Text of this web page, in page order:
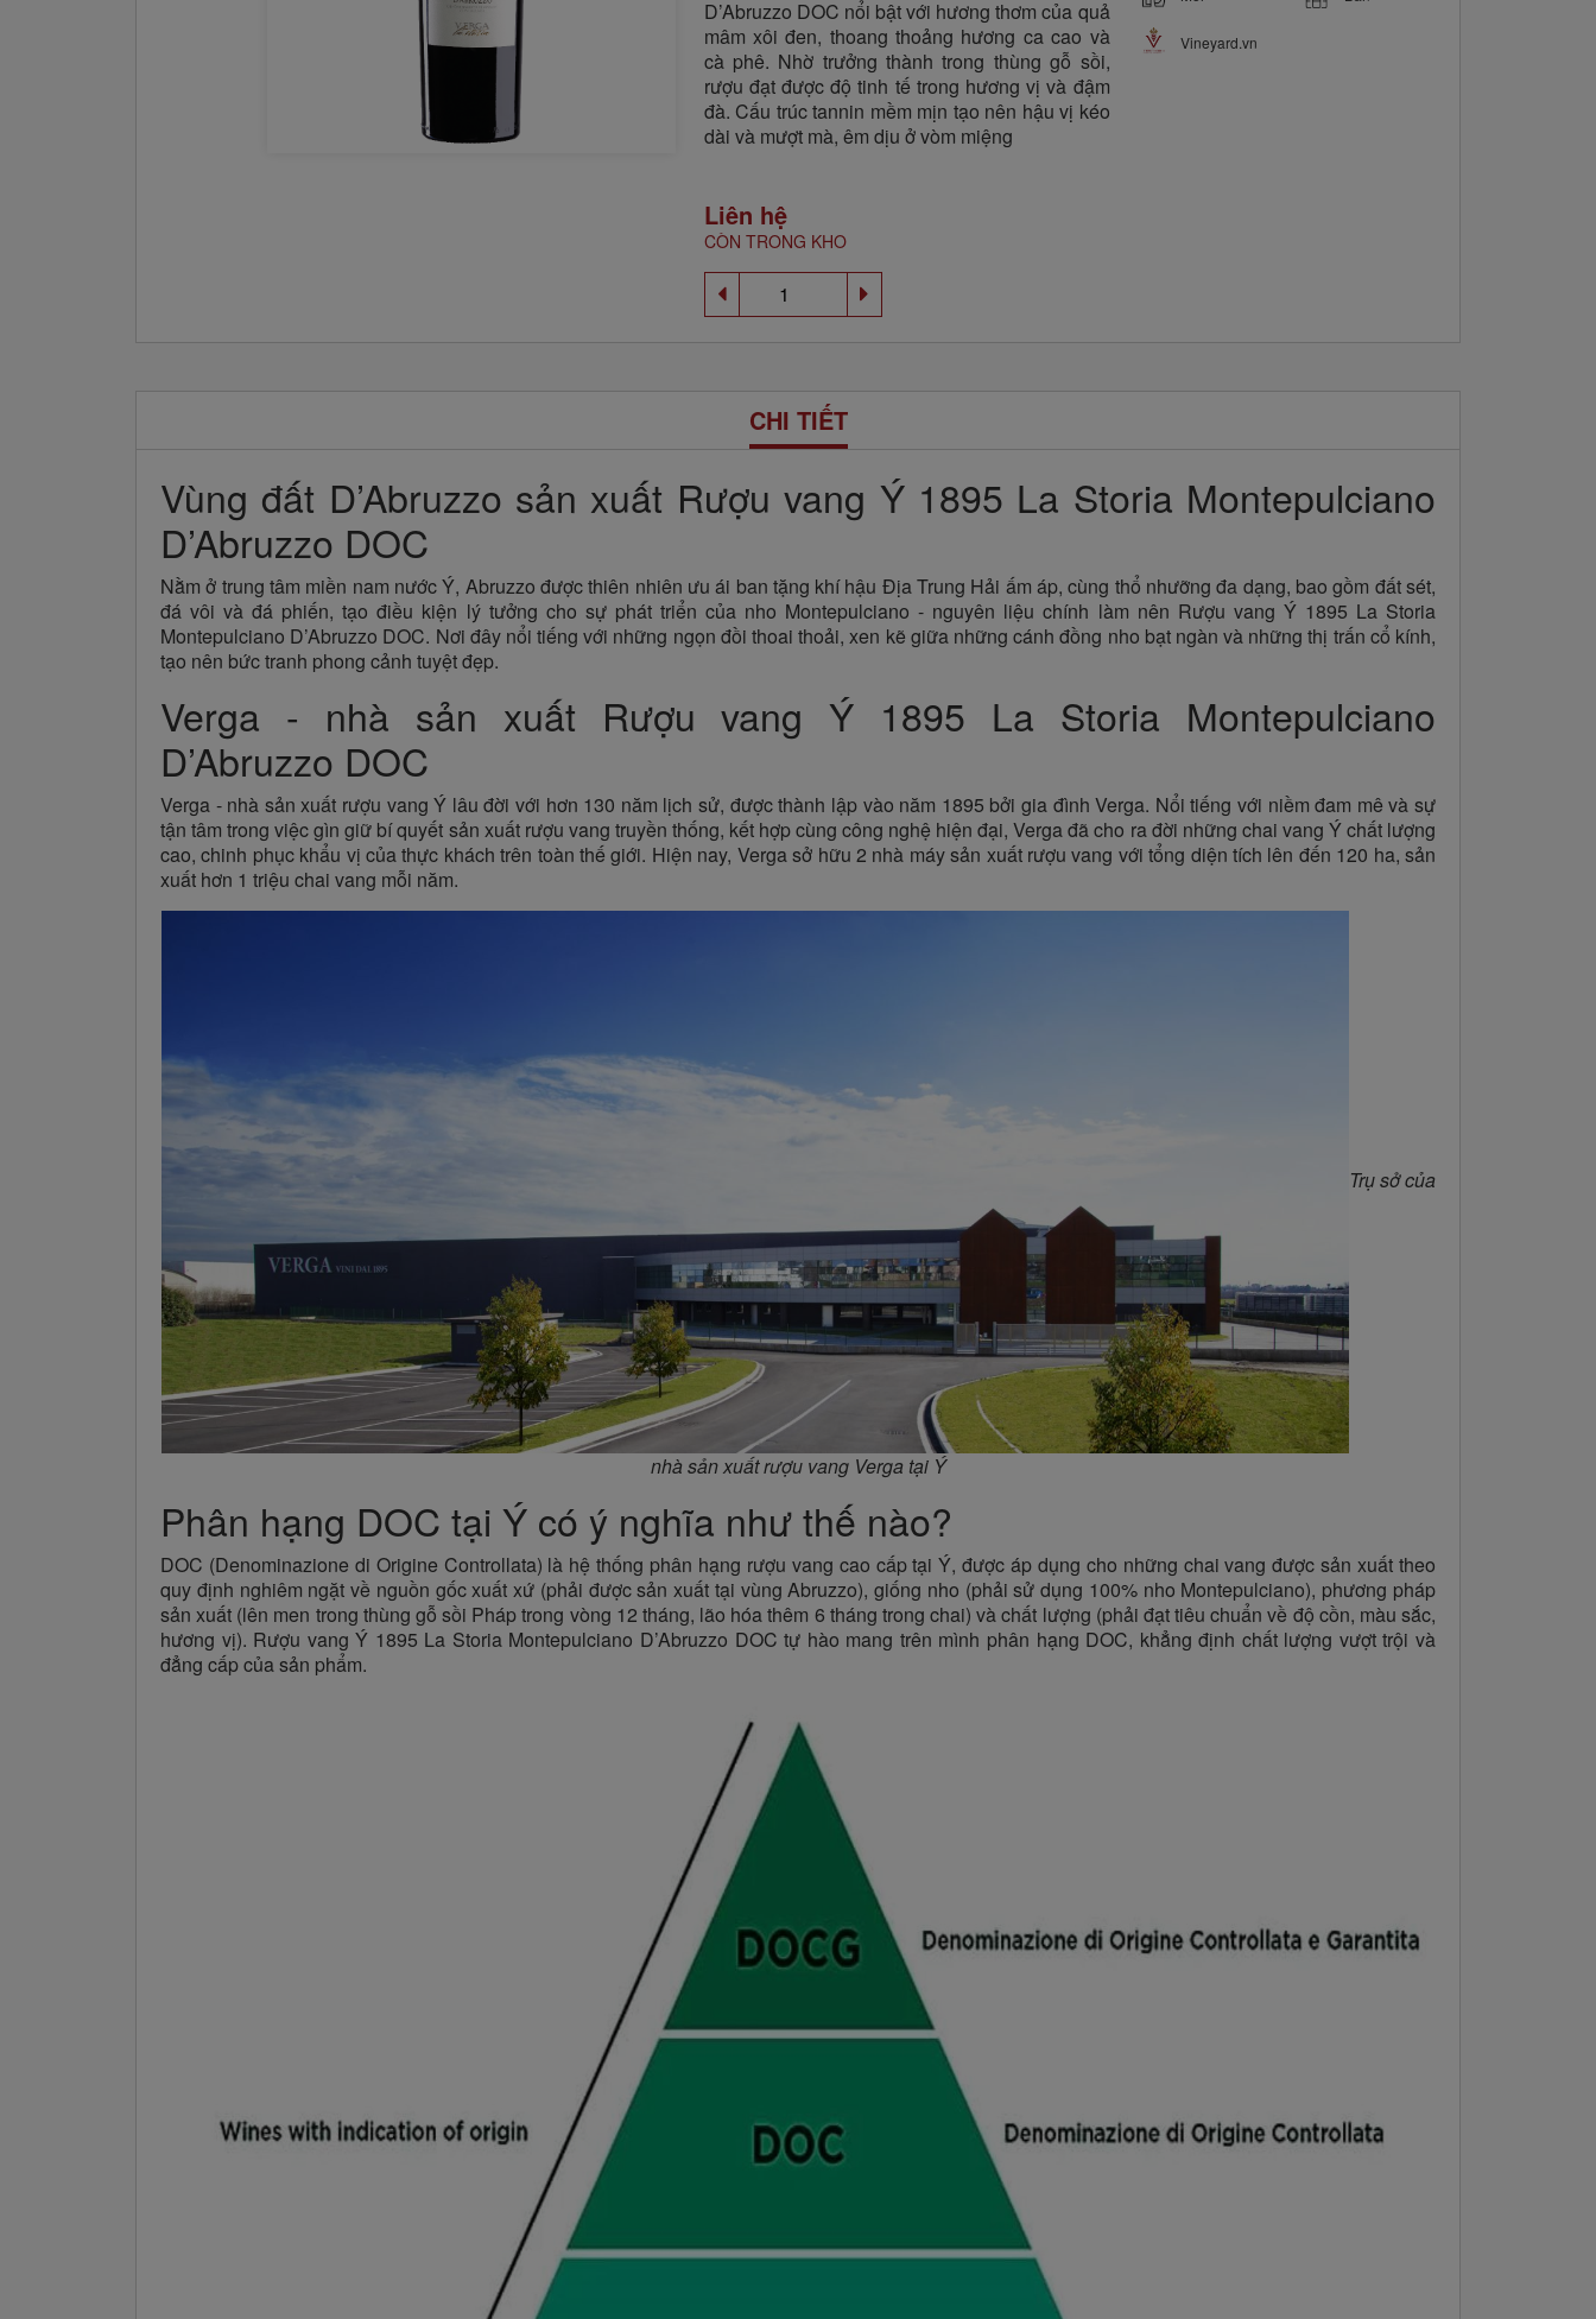
D’Abruzzo DOC nổi bật với hương thơm của quả
mâm xôi đen, thoang thoảng hương ca cao và
cà phê. Nhờ trưởng thành trong thùng gỗ sồi,
rượu đạt được độ tinh tế trong hương vị và đậm
đà. Cấu trúc tannin mềm mịn tạo nên hậu vị kéo
dài và mượt mà, êm dịu ở vòm miệng
Liên hệ
CÒN TRONG KHO
Vineyard.vn
CHI TIẾT
Vùng đất D’Abruzzo sản xuất Rượu vang Ý 1895 La Storia Montepulciano
D’Abruzzo DOC
Nằm ở trung tâm miền nam nước Ý, Abruzzo được thiên nhiên ưu ái ban tặng khí hậu Địa Trung Hải ấm áp, cùng thổ nhưỡng đa dạng, bao gồm đất sét,
đá vôi và đá phiến, tạo điều kiện lý tưởng cho sự phát triển của nho Montepulciano - nguyên liệu chính làm nên Rượu vang Ý 1895 La Storia
Montepulciano D’Abruzzo DOC. Nơi đây nổi tiếng với những ngọn đồi thoai thoải, xen kẽ giữa những cánh đồng nho bạt ngàn và những thị trấn cổ kính,
tạo nên bức tranh phong cảnh tuyệt đẹp.
Verga - nhà sản xuất Rượu vang Ý 1895 La Storia Montepulciano
D’Abruzzo DOC
Verga - nhà sản xuất rượu vang Ý lâu đời với hơn 130 năm lịch sử, được thành lập vào năm 1895 bởi gia đình Verga. Nổi tiếng với niềm đam mê và sự
tận tâm trong việc gìn giữ bí quyết sản xuất rượu vang truyền thống, kết hợp cùng công nghệ hiện đại, Verga đã cho ra đời những chai vang Ý chất lượng
cao, chinh phục khẩu vị của thực khách trên toàn thế giới. Hiện nay, Verga sở hữu 2 nhà máy sản xuất rượu vang với tổng diện tích lên đến 120 ha, sản
xuất hơn 1 triệu chai vang mỗi năm.
Trụ sở của
nhà sản xuất rượu vang Verga tại Ý
Phân hạng DOC tại Ý có ý nghĩa như thế nào?
DOC (Denominazione di Origine Controllata) là hệ thống phân hạng rượu vang cao cấp tại Ý, được áp dụng cho những chai vang được sản xuất theo
quy định nghiêm ngặt về nguồn gốc xuất xứ (phải được sản xuất tại vùng Abruzzo), giống nho (phải sử dụng 100% nho Montepulciano), phương pháp
sản xuất (lên men trong thùng gỗ sồi Pháp trong vòng 12 tháng, lão hóa thêm 6 tháng trong chai) và chất lượng (phải đạt tiêu chuẩn về độ cồn, màu sắc,
hương vị). Rượu vang Ý 1895 La Storia Montepulciano D’Abruzzo DOC tự hào mang trên mình phân hạng DOC, khẳng định chất lượng vượt trội và
đẳng cấp của sản phẩm.